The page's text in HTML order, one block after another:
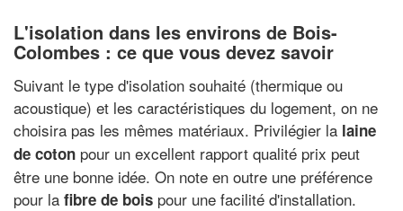
L'isolation dans les environs de Bois-
Colombes : ce que vous devez savoir
Suivant le type d'isolation souhaité (thermique ou
acoustique) et les caractéristiques du logement, on ne
choisira pas les mêmes matériaux. Privilégier la laine
de coton pour un excellent rapport qualité prix peut
être une bonne idée. On note en outre une préférence
pour la fibre de bois pour une facilité d'installation.